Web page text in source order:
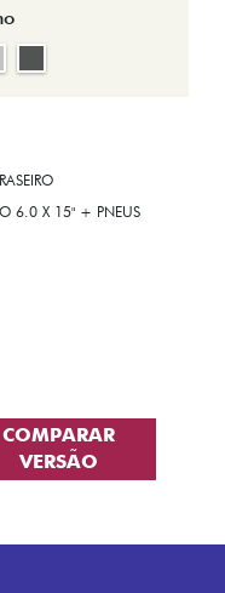
6.0 X 15" + PNEUS
COMPARAR
VERSÃO